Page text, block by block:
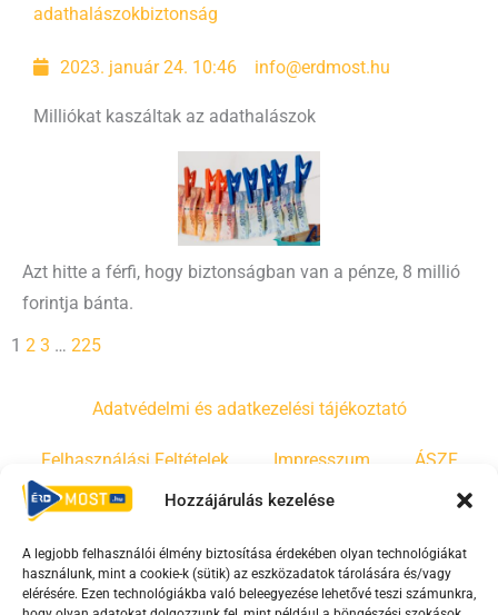
Hozzájárulás kezelése
A legjobb felhasználói élmény biztosítása érdekében olyan technológiákat
használunk, mint a cookie-k (sütik) az eszközadatok tárolására és/vagy
elérésére. Ezen technológiákba való beleegyezése lehetővé teszi számunkra,
adathalászokbiztonság
2023. január 24. 10:46 info@erdmost.hu
Milliókat kaszáltak az adathalászok
Azt hitte a férfi, hogy biztonságban van a pénze, 8 millió
forintja bánta.
1 2 3 … 225
Adatvédelmi és adatkezelési tájékoztató
Felhasználási Feltételek Impresszum ÁSZF
Irányelvek Moderálási szabályzat
F
Y
T